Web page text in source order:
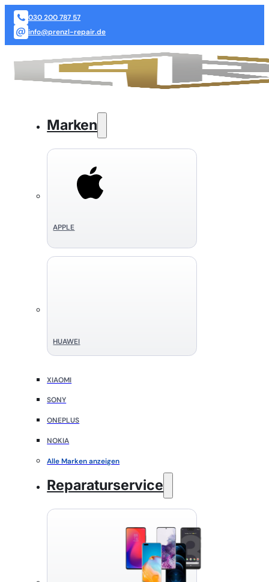
030 200 787 57
info@prenzl-repair.de
Marken
APPLE
HUAWEI
XIAOMI
SONY
ONEPLUS
NOKIA
Alle Marken anzeigen
Reparaturservice